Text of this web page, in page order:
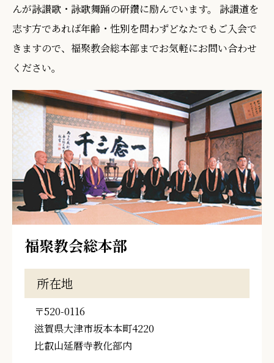
んが詠讃歌・詠歌舞踊の研鑽に励んでいます。 詠讃道を
志す方であれば年齢・性別を問わずどなたでもご入会で
きますので、福聚教会総本部までお気軽にお問い合わせ
ください。
福聚教会総本部
所在地
〒520-0116
滋賀県大津市坂本本町4220
比叡山延暦寺教化部内